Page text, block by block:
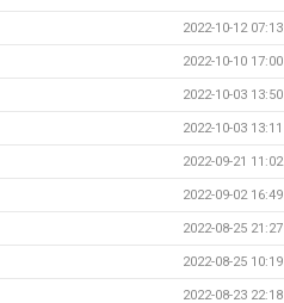
2022-10-12 07:13
2022-10-10 17:00
2022-10-03 13:50
2022-10-03 13:11
2022-09-21 11:02
2022-09-02 16:49
2022-08-25 21:27
2022-08-25 10:19
2022-08-23 22:18